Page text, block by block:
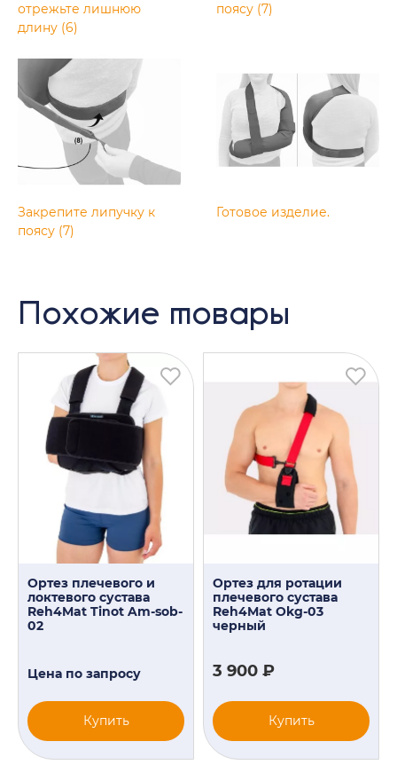
отрежьте лишнюю
длину (6)
поясу (7)
Закрепите липучку к
поясу (7)
Готовое изделие.
Похожие товары
Ортез плечевого и
локтевого сустава
Reh4Mat Tinot Am-sob-
02
Цена по запросу
Купить
Ортез для ротации
плечевого сустава
Reh4Mat Okg-03
черный
3 900 ₽
Купить